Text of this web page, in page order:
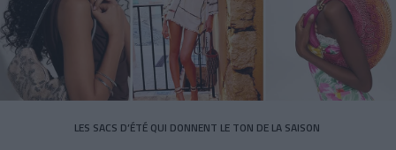
LES SACS D’ÉTÉ QUI DONNENT LE TON DE LA SAISON